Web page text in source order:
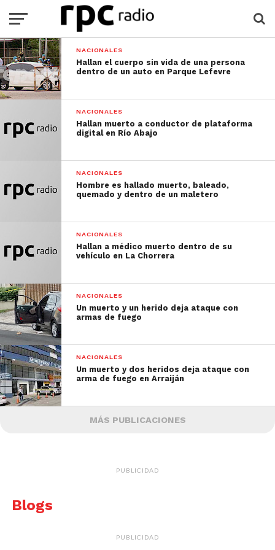
NACIONALES
Hallan el cuerpo sin vida de una persona
dentro de un auto en Parque Lefevre
NACIONALES
Hallan muerto a conductor de plataforma
digital en Río Abajo
NACIONALES
Hombre es hallado muerto, baleado,
quemado y dentro de un maletero
NACIONALES
Hallan a médico muerto dentro de su
vehículo en La Chorrera
NACIONALES
Un muerto y un herido deja ataque con
armas de fuego
NACIONALES
Un muerto y dos heridos deja ataque con
arma de fuego en Arraiján
MÁS PUBLICACIONES
PUBLICIDAD
Blogs
PUBLICIDAD